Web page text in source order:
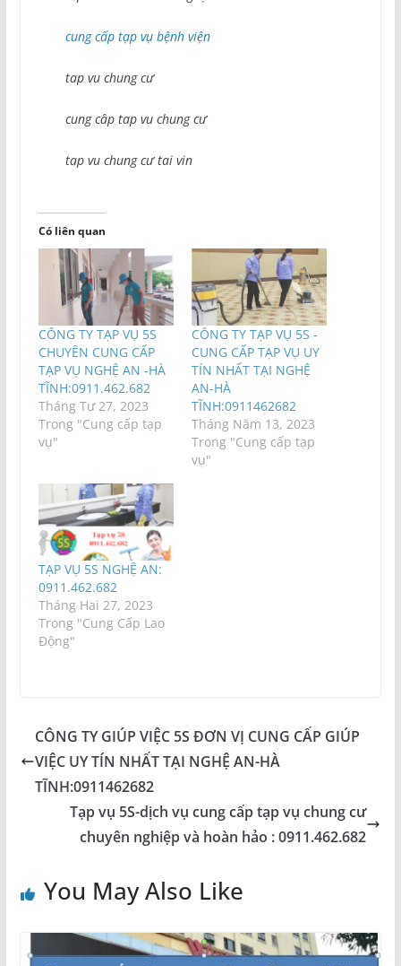
cung cấp tạp vụ bệnh viện
tap vu chung cư
cung câp tap vu chung cư
tap vu chung cư tai vin
Có liên quan
CÔNG TY TẠP VỤ 5S
CHUYÊN CUNG CẤP
TẠP VỤ NGHỆ AN -HÀ
TĨNH:0911.462.682
Tháng Tư 27, 2023
Trong "Cung cấp tạp
vụ"
CÔNG TY TẠP VỤ 5S -
CUNG CẤP TẠP VỤ UY
TÍN NHẤT TẠI NGHỆ
AN-HÀ
TĨNH:0911462682
Tháng Năm 13, 2023
Trong "Cung cấp tạp
vụ"
TẠP VỤ 5S NGHỆ AN:
0911.462.682
Tháng Hai 27, 2023
Trong "Cung Cấp Lao
Động"
CÔNG TY GIÚP VIỆC 5S ĐƠN VỊ CUNG CẤP GIÚP
VIỆC UY TÍN NHẤT TẠI NGHỆ AN-HÀ
TĨNH:0911462682
Tạp vụ 5S-dịch vụ cung cấp tạp vụ chung cư
chuyên nghiệp và hoàn hảo : 0911.462.682
You May Also Like